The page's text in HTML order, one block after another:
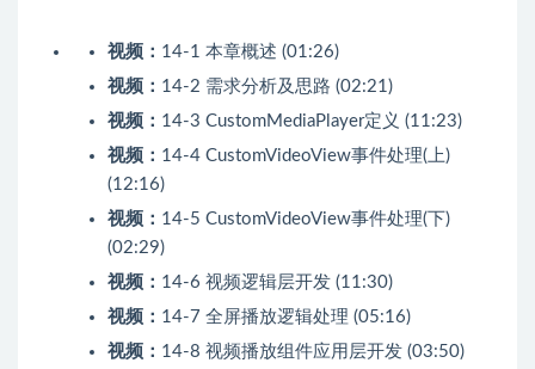
视频： 14-1 本章概述 (01:26)
视频： 14-2 需求分析及思路 (02:21)
视频： 14-3 CustomMediaPlayer定义 (11:23)
视频： 14-4 CustomVideoView事件处理(上)
(12:16)
视频： 14-5 CustomVideoView事件处理(下)
(02:29)
视频： 14-6 视频逻辑层开发 (11:30)
视频： 14-7 全屏播放逻辑处理 (05:16)
视频： 14-8 视频播放组件应用层开发 (03:50)